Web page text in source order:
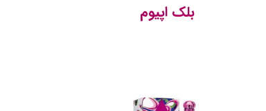
بلک اپیوم